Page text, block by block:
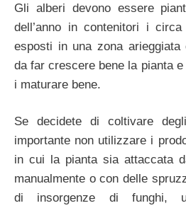
Gli alberi devono essere
dell’anno in contenitori i
esposti in una zona
da far crescere bene la pianta
i maturare bene.
Se decidete di coltivare
importante non utilizzare i
in cui la pianta sia attaccata
manualmente o con delle
di insorgenze di funghi,